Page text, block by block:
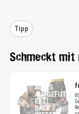
Tipp
Schmeckt mit
ALLES
AUFGEFUTT
ERT!
BALD